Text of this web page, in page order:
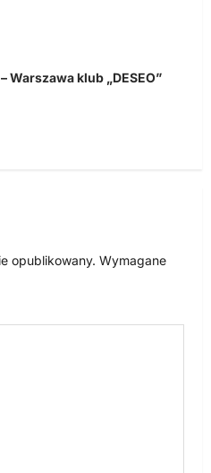
klub „DESEO”
opublikowany. Wymagane